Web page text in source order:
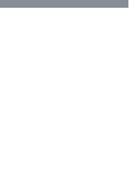
меня на этом